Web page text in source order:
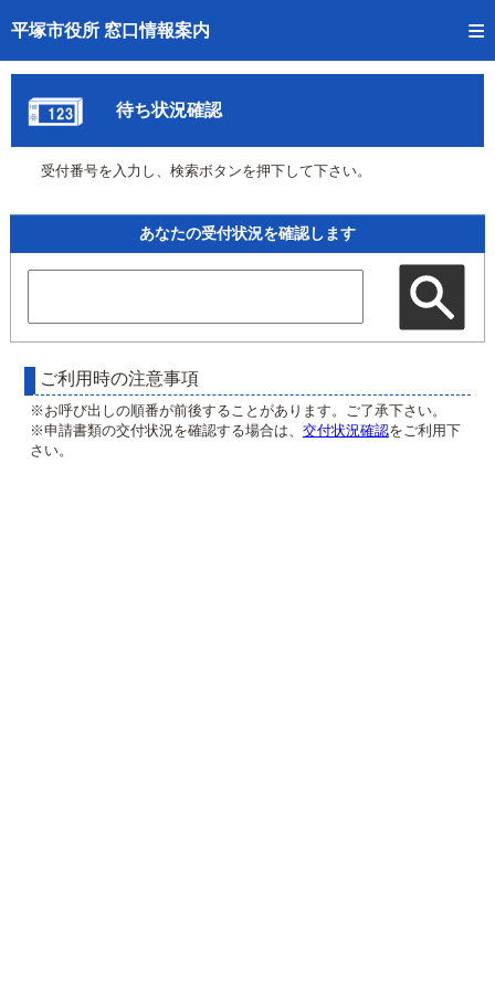
平塚市役所 窓口情報案内
トップページへ
ご利用方法
事前予約
予約状況確認
待ち状況確認
交付状況確認
混雑予想カレンダー
待ち状況確認
受付番号を入力し、検索ボタンを押下して下さい。
あなたの受付状況を確認します
ご利用時の注意事項
※お呼び出しの順番が前後することがあります。ご了承下さい。
※申請書類の交付状況を確認する場合は、 交付状況確認をご利用下
さい。